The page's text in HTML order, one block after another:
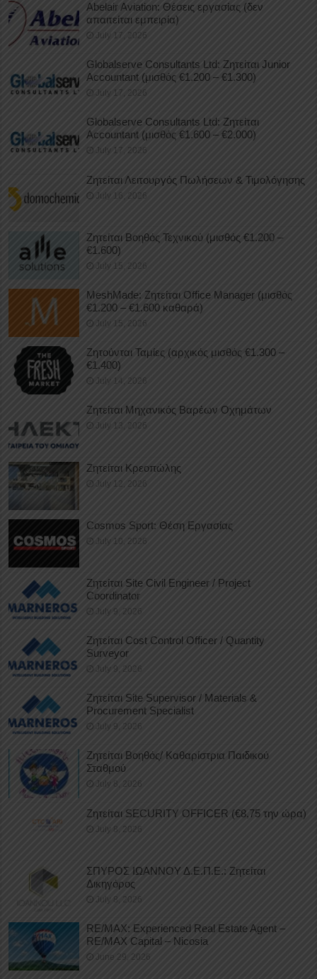
Abelair Aviation: Θέσεις εργασίας (δεν
απαιτείται εμπειρία)
July 17, 2026
Globalserve Consultants Ltd: Ζητείται Junior
Accountant (μισθός €1.200 – €1.300)
July 17, 2026
Globalserve Consultants Ltd: Ζητείται
Accountant (μισθός €1.600 – €2.000)
July 17, 2026
Ζητείται Λειτουργός Πωλήσεων & Τιμολόγησης
July 16, 2026
Ζητείται Βοηθός Τεχνικού (μισθός €1.200 –
€1.600)
July 15, 2026
MeshMade: Ζητείται Office Manager (μισθός
€1.200 – €1.600 καθαρά)
July 15, 2026
Ζητούνται Ταμίες (αρχικός μισθός €1.300 –
€1.400)
July 14, 2026
Ζητείται Μηχανικός Βαρέων Οχημάτων
July 13, 2026
Ζητείται Κρεοπώλης
July 12, 2026
Cosmos Sport: Θέση Εργασίας
July 10, 2026
Ζητείται Site Civil Engineer / Project
Coordinator
July 9, 2026
Ζητείται Cost Control Officer / Quantity
Surveyor
July 9, 2026
Ζητείται Site Supervisor / Materials &
Procurement Specialist
July 9, 2026
Ζητείται Βοηθός/ Καθαρίστρια Παιδικού
Σταθμού
July 8, 2026
Ζητείται SECURITY OFFICER (€8,75 την ώρα)
July 8, 2026
ΣΠΥΡΟΣ ΙΩΑΝΝΟΥ Δ.Ε.Π.Ε.: Ζητείται
Δικηγόρος
July 8, 2026
RE/MAX: Experienced Real Estate Agent –
RE/MAX Capital – Nicosia
June 29, 2026